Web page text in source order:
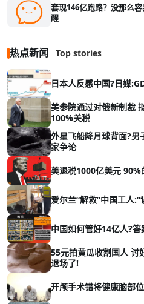
套现146亿跑路？没那么
醒
热点新闻 Top stories
日本人反感中国?日媒
美参院通过对俄新制裁
100%关税
外星飞船降月球背面?男
家争论
美退税1000亿美元
爱尔兰“解救”中国工人
中国如何管好14亿人?
55元拍黄瓜收割国人 讨
退场了!
开颅手术错将健康脑部